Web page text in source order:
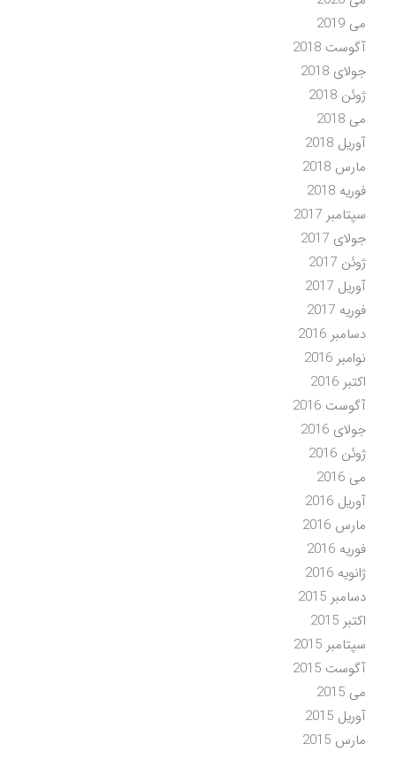
می 2019
آگوست 2018
جولای 2018
ژوئن 2018
می 2018
آوریل 2018
مارس 2018
فوریه 2018
سپتامبر 2017
جولای 2017
ژوئن 2017
آوریل 2017
فوریه 2017
دسامبر 2016
نوامبر 2016
اکتبر 2016
آگوست 2016
جولای 2016
ژوئن 2016
می 2016
آوریل 2016
مارس 2016
فوریه 2016
ژانویه 2016
دسامبر 2015
اکتبر 2015
سپتامبر 2015
آگوست 2015
می 2015
آوریل 2015
مارس 2015